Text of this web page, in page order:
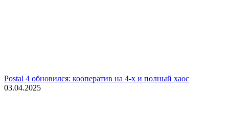
Postal 4 обновился: кооператив на 4-х и полный хаос
03.04.2025